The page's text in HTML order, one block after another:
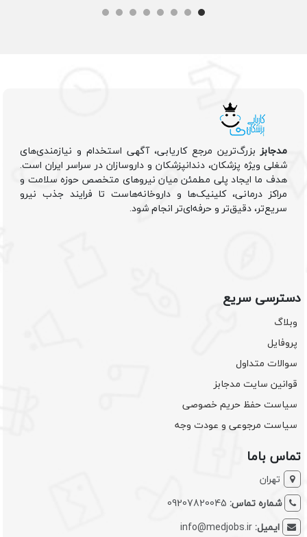
مدجابزبزرگ‌ترین مرجع کاریابی، آگهی استخدام و نیازمندی‌های
شغلی ویژه پزشکان، دندانپزشکان و داروسازان در سراسر ایران است.
هدف ما ایجاد پلی مطمئن میان نیروهای متخصص حوزه سلامت و
مراکز درمانی، کلینیک‌ها و داروخانه‌هاست تا فرایند جذب نیرو
سریع‌تر، دقیق‌تر و حرفه‌ای‌تر انجام شود.
دسترسی سریع
وبلاگ
پروفایل
سوالات متداول
قوانین سایت مدجابز
سیاست حفظ حریم خصوصی
سیاست مرجوعی و عودت وجه
تماس باما
تهران
شماره تماس: 09207820045
ایمیل:info@medjobs.ir